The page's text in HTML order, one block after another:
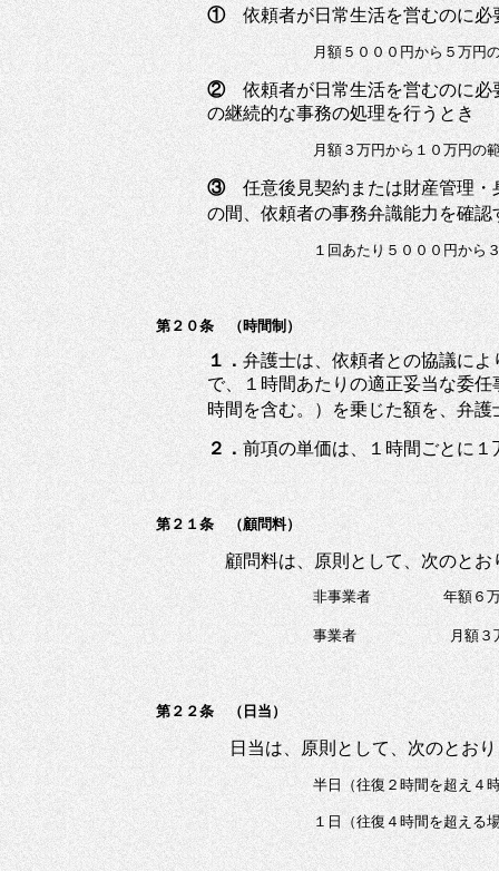
①依頼者が日常生活を営むのに必
月額５０００円から５万円
②依頼者が日常生活を営むのに必
の継続的な事務の処理を行うとき
月額３万円から１０万円の
③任意後見契約または財産管理・
の間、依頼者の事務弁識能力を確
１回あたり５０００円から
第２０条 （時間制）
１． 弁護士は、依頼者との協議に
で、１時間あたりの適正妥当な委
時間を含む。）を乗じた額を、弁
２．前項の単価は、１時間ごとに
第２１条 （顧問料）
顧問料は、原則として、次のとお
非事業者 年額６万円
事業者 月額３
第２２条 （日当）
日当は、原則として、次のとお
半日（往復２時間を超
１日（往復４時間を